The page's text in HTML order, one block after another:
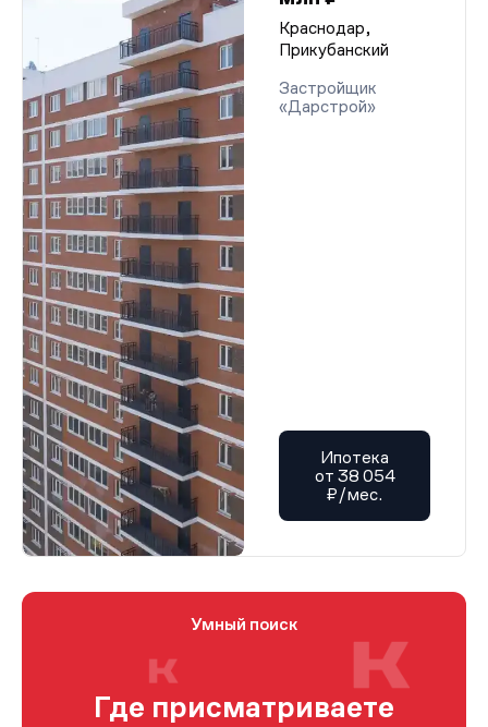
Краснодар,
Прикубанский
Застройщик
«Дарстрой»
Ипотека
от 38 054
₽/мес.
Умный поиск
Где присматриваете